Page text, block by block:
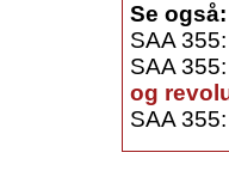
Se også:
SAA
SAA
og
SAA